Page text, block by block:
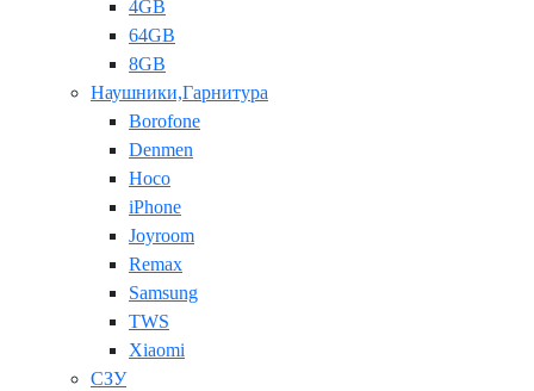
4GB
64GB
8GB
Наушники,Гарнитура
Borofone
Denmen
Hoco
iPhone
Joyroom
Remax
Samsung
TWS
Xiaomi
СЗУ